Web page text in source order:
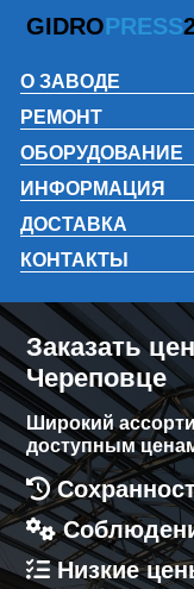
GIDROPRESS
О ЗАВОДЕ
РЕМОНТ
ОБОРУДОВАНИЕ
ИНФОРМАЦИЯ
ДОСТАВКА
КОНТАКТЫ
Заказать
Череповце
Широкий
доступным
Низкие